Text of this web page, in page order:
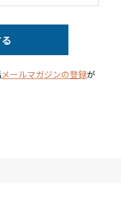
メールマガジンの登録が